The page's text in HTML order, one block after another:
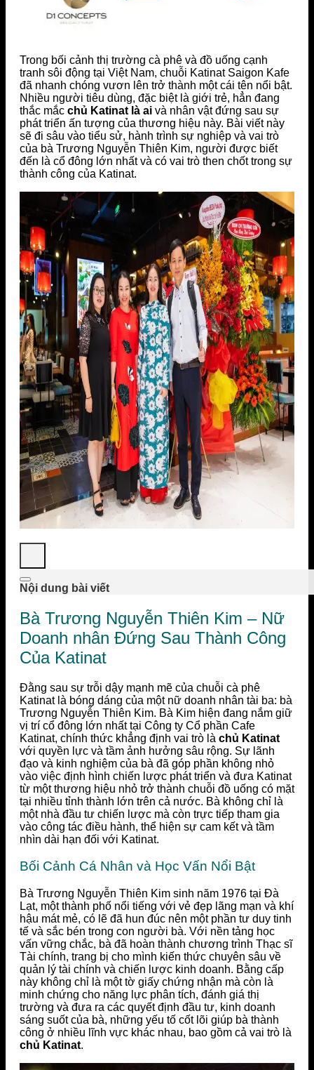
Trong bối cảnh thị trường cà phê và đồ uống cạnh
tranh sôi động tại Việt Nam, chuỗi Katinat Saigon Kafe
đã nhanh chóng vươn lên trở thành một cái tên nổi bật.
Nhiều người tiêu dùng, đặc biệt là giới trẻ, hẳn đang
thắc mắc chủ Katinat là ai và nhân vật đứng sau sự
phát triển ấn tượng của thương hiệu này. Bài viết này
sẽ đi sâu vào tiểu sử, hành trình sự nghiệp và vai trò
của bà Trương Nguyễn Thiên Kim, người được biết
đến là cổ đông lớn nhất và có vai trò then chốt trong sự
thành công của Katinat.
Nội dung bài viết
Bà Trương Nguyễn Thiên Kim – Nữ
Doanh nhân Đứng Sau Thành Công
Của Katinat
Đằng sau sự trỗi dậy mạnh mẽ của chuỗi cà phê
Katinat là bóng dáng của một nữ doanh nhân tài ba: bà
Trương Nguyễn Thiên Kim. Bà Kim hiện đang nắm giữ
vị trí cổ đông lớn nhất tại Công ty Cổ phần Cafe
Katinat, chính thức khẳng định vai trò là chủ Katinat
với quyền lực và tầm ảnh hưởng sâu rộng. Sự lãnh
đạo và kinh nghiệm của bà đã góp phần không nhỏ
vào việc định hình chiến lược phát triển và đưa Katinat
từ một thương hiệu nhỏ trở thành chuỗi đồ uống có mặt
tại nhiều tỉnh thành lớn trên cả nước. Bà không chỉ là
một nhà đầu tư chiến lược mà còn trực tiếp tham gia
vào công tác điều hành, thể hiện sự cam kết và tầm
nhìn dài hạn đối với Katinat.
Bối Cảnh Cá Nhân và Học Vấn Nổi Bật
Bà Trương Nguyễn Thiên Kim sinh năm 1976 tại Đà
Lạt, một thành phố nổi tiếng với vẻ đẹp lãng mạn và khí
hậu mát mẻ, có lẽ đã hun đúc nên một phần tư duy tinh
tế và sắc bén trong con người bà. Với nền tảng học
vấn vững chắc, bà đã hoàn thành chương trình Thạc sĩ
Tài chính, trang bị cho mình kiến thức chuyên sâu về
quản lý tài chính và chiến lược kinh doanh. Bằng cấp
này không chỉ là một tờ giấy chứng nhận mà còn là
minh chứng cho năng lực phân tích, đánh giá thị
trường và đưa ra các quyết định đầu tư, kinh doanh
sáng suốt của bà, những yếu tố cốt lõi giúp bà thành
công ở nhiều lĩnh vực khác nhau, bao gồm cả vai trò là
chủ Katinat.